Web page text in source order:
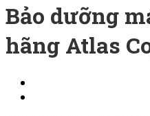
Bảo dưỡng
hãng Atlas